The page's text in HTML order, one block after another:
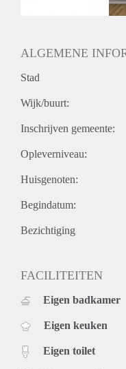
ALGEMENE
Stad
Wijk/buurt:
Inschrijven gemeente:
Opleverniveau:
Huisgenoten:
Begindatum:
Bezichtiging
FACILITEITEN
Eigen badkamer
Eigen keuken
Eigen toilet